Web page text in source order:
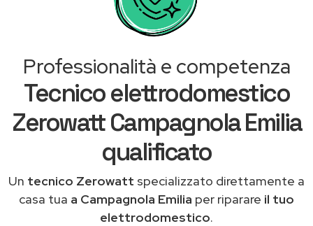
Professionalità e competenza
Tecnico elettrodomestico
Zerowatt Campagnola Emilia
qualificato
Un tecnico Zerowatt specializzato direttamente a
casa tua a Campagnola Emilia per riparare il tuo
elettrodomestico.